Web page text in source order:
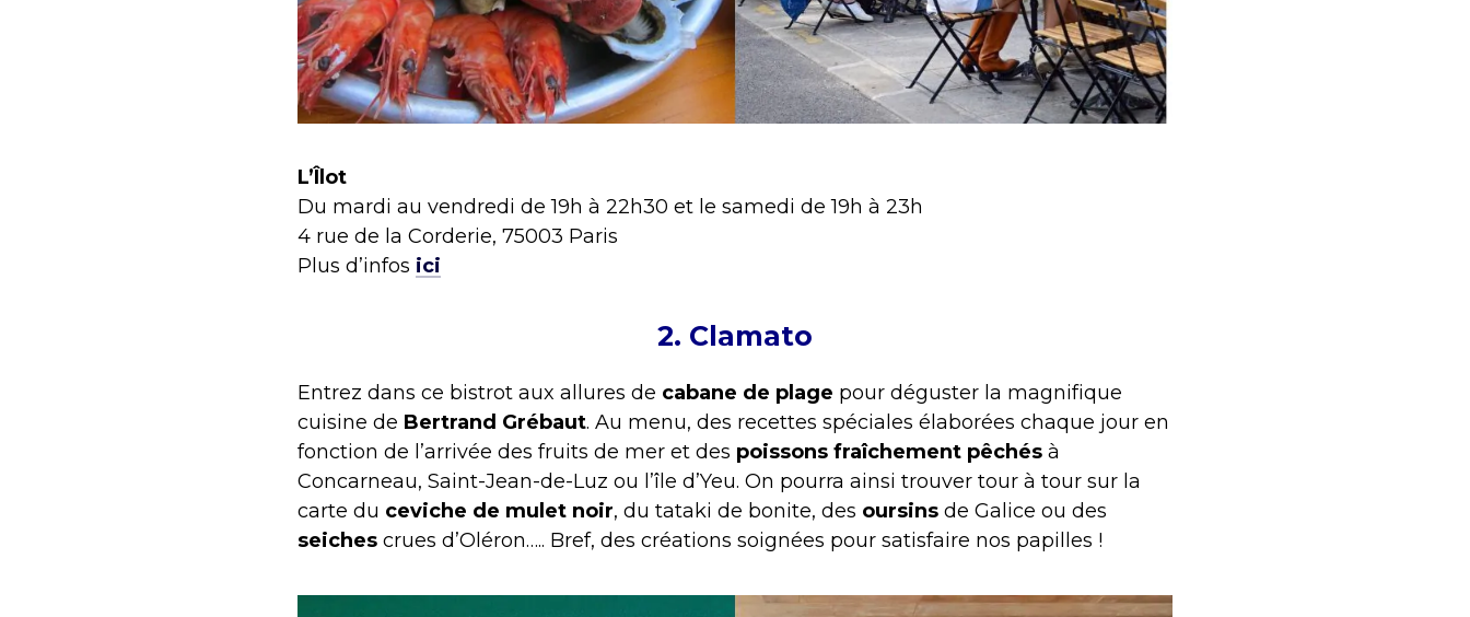
L’Îlot
Du mardi au vendredi de 19h à 22h30 et le samedi de 19h à 23h
4 rue de la Corderie, 75003 Paris
Plus d’infos ici
2. Clamato
Entrez dans ce bistrot aux allures de cabane de plage pour déguster la magnifique
cuisine de Bertrand Grébaut. Au menu, des recettes spéciales élaborées chaque jour en
fonction de l’arrivée des fruits de mer et des poissons fraîchement pêchés à
Concarneau, Saint-Jean-de-Luz ou l’île d’Yeu. On pourra ainsi trouver tour à tour sur la
carte du ceviche de mulet noir, du tataki de bonite, des oursins de Galice ou des
seiches crues d’Oléron….. Bref, des créations soignées pour satisfaire nos papilles !